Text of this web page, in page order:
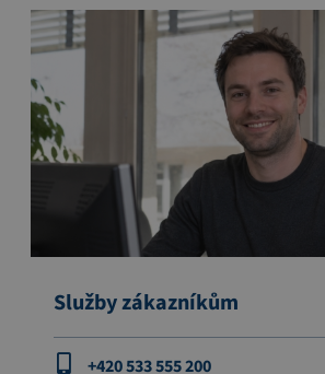
Služby zákazníkům
+420 533 555 200